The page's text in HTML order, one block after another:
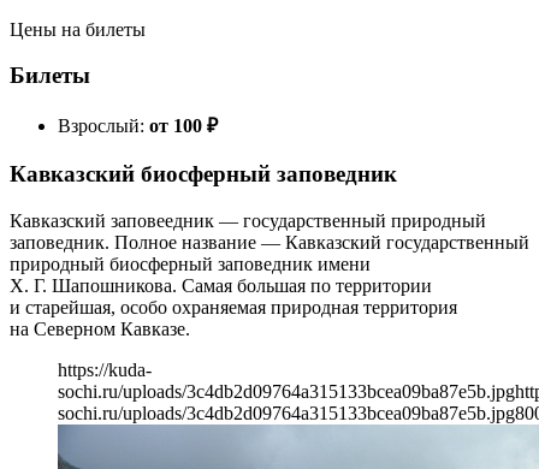
Цены на билеты
Билеты
Взрослый: от 100 ₽
Кавказский биосферный заповедник
Кавказский заповеедник — государственный природный
заповедник. Полное название — Кавказский государственный
природный биосферный заповедник имени
Х. Г. Шапошникова. Самая большая по территории
и старейшая, особо охраняемая природная территория
на Северном Кавказе.
https://kuda-
sochi.ru/uploads/3c4db2d09764a315133bcea09ba87e5b.jpg
sochi.ru/uploads/3c4db2d09764a315133bcea09ba87e5b.jpg